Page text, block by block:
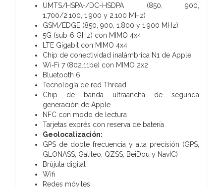
UMTS/HSPA+/DC-HSDPA (850, 900,
1.700/2.100, 1.900 y 2.100 MHz)
GSM/EDGE (850, 900, 1.800 y 1.900 MHz)
5G (sub‑6 GHz) con MIMO 4x4
LTE Gigabit con MIMO 4x4
Chip de conectividad inalámbrica N1 de Apple
Wi‑Fi 7 (802.11be) con MIMO 2x2
Bluetooth 6
Tecnología de red Thread
Chip de banda ultraancha de segunda
generación de Apple
NFC con modo de lectura
Tarjetas exprés con reserva de batería
Geolocalización:
GPS de doble frecuencia y alta precisión (GPS,
GLONASS, Galileo, QZSS, BeiDou y NavIC)
Brújula digital
Wifi
Redes móviles